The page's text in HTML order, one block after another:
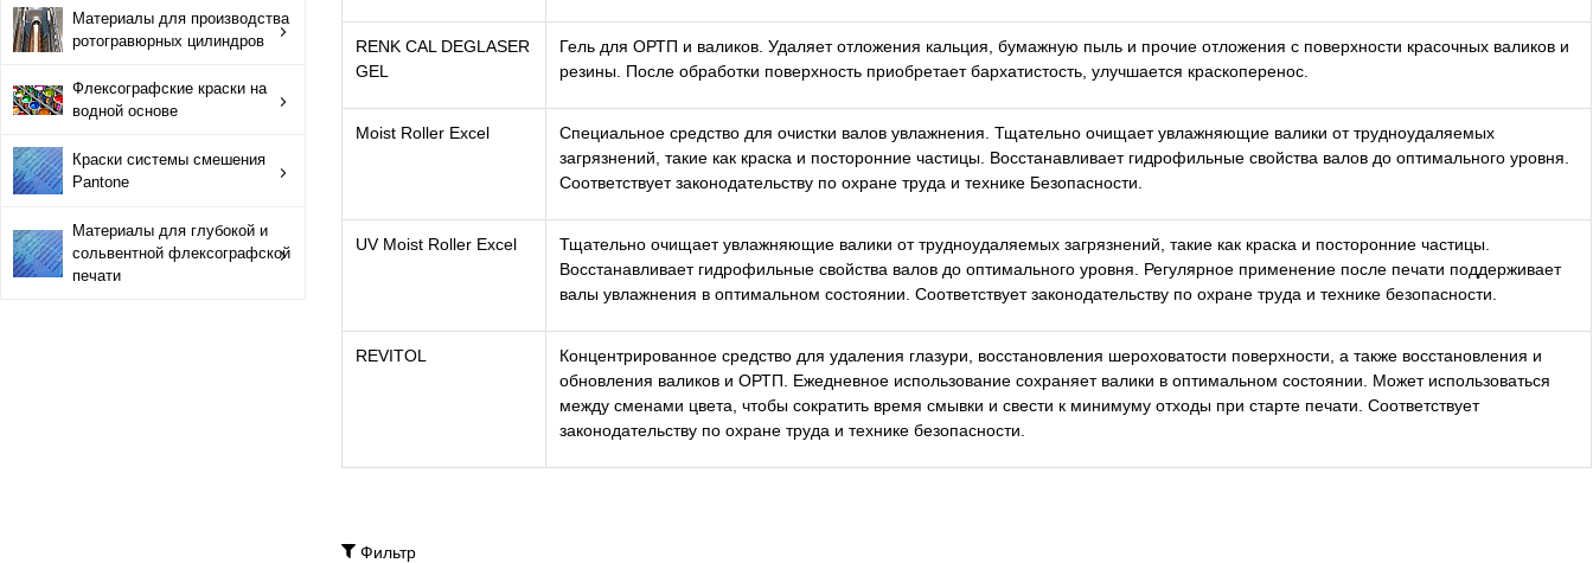
Флексографские краски на водной основе
Краски системы смешения Pantone
Материалы для глубокой и сольвентной флексографской печати
Материалы для производства
ротогравюрных цилиндров
Флексографские краски на
водной основе
Краски системы смешения
Pantone
Материалы для глубокой и
сольвентной флексографской
печати
RENK CAL DEGLASER
GEL
Гель для ОРТП и валиков. Удаляет отложения кальция, бумажную пыль и прочие отложения с поверхности красочных валиков и
резины. После обработки поверхность приобретает бархатистость, улучшается краскоперенос.
Moist Roller Excel
Специальное средство для очистки валов увлажнения. Тщательно очищает увлажняющие валики от трудноудаляемых
загрязнений, такие как краска и посторонние частицы. Восстанавливает гидрофильные свойства валов до оптимального уровня.
Соответствует законодательству по охране труда и технике Безопасности.
UV Moist Roller Excel
Тщательно очищает увлажняющие валики от трудноудаляемых загрязнений, такие как краска и посторонние частицы.
Восстанавливает гидрофильные свойства валов до оптимального уровня. Регулярное применение после печати поддерживает
валы увлажнения в оптимальном состоянии. Соответствует законодательству по охране труда и технике безопасности.
REVITOL
Концентрированное средство для удаления глазури, восстановления шероховатости поверхности, а также восстановления и
обновления валиков и ОРТП. Ежедневное использование сохраняет валики в оптимальном состоянии. Может использоваться
между сменами цвета, чтобы сократить время смывки и свести к минимуму отходы при старте печати. Соответствует
законодательству по охране труда и технике безопасности.
Фильтр